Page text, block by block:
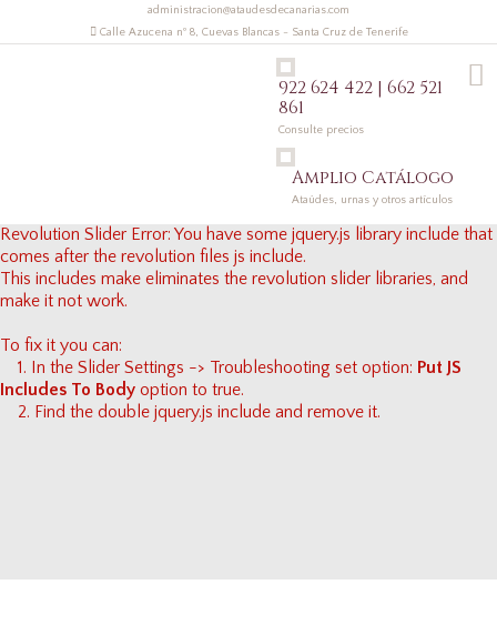
administracion@ataudesdecanarias.com
Calle Azucena nº 8, Cuevas Blancas - Santa Cruz de Tenerife
922 624 422 | 662 521
861
Consulte precios
Amplio Catálogo
Ataúdes, urnas y otros artículos
Revolution Slider Error: You have some jquery.js library include that
comes after the revolution files js include.
This includes make eliminates the revolution slider libraries, and
make it not work.
To fix it you can:
1. In the Slider Settings -> Troubleshooting set option: Put JS
Includes To Body option to true.
2. Find the double jquery.js include and remove it.